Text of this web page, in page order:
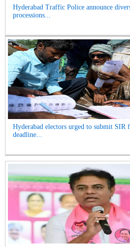
Hyderabad Traffic Police announce
processions...
Hyderabad electors urged to submit SIR
deadline...